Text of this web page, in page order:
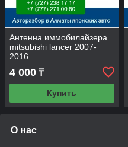
Антенна иммобилайзера
mitsubishi lancer 2007-
2016
4 000 ₸
Купить
О нас